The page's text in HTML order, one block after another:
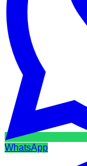
WhatsApp